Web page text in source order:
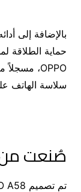
سلاسة الهاتف
صُنعت من